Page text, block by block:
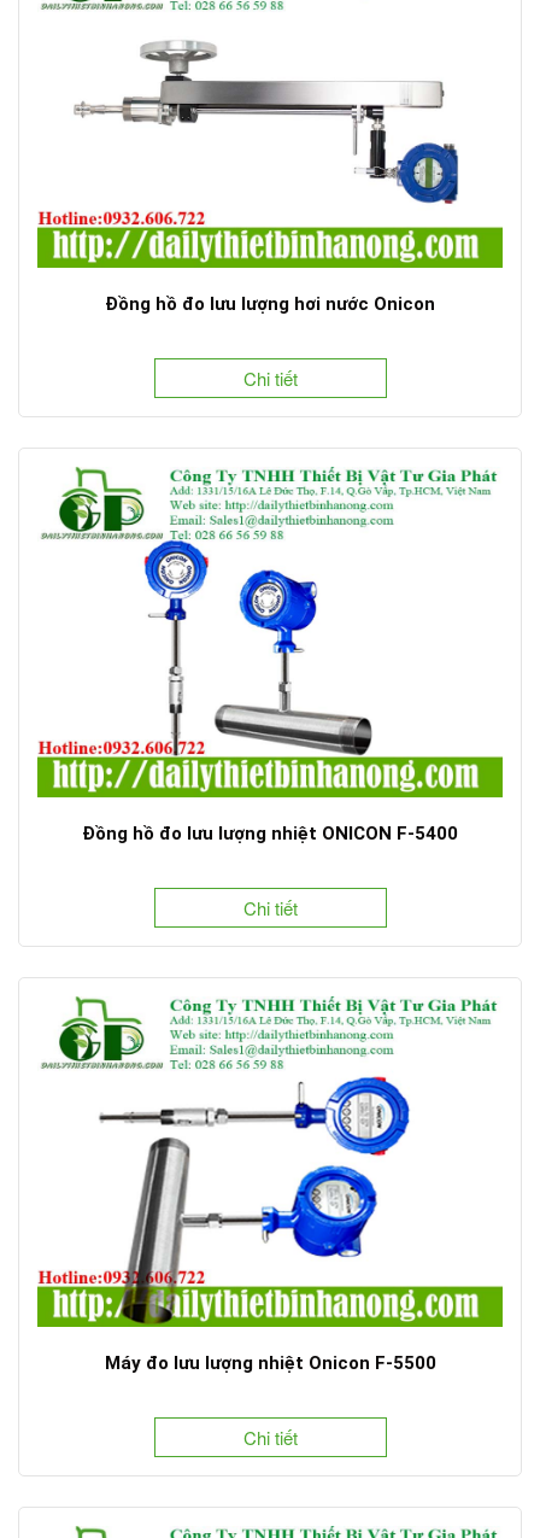
Đồng hồ đo lưu lượng hơi nước Onicon
Chi tiết
Đồng hồ đo lưu lượng nhiệt ONICON F-5400
Chi tiết
Máy đo lưu lượng nhiệt Onicon F-5500
Chi tiết